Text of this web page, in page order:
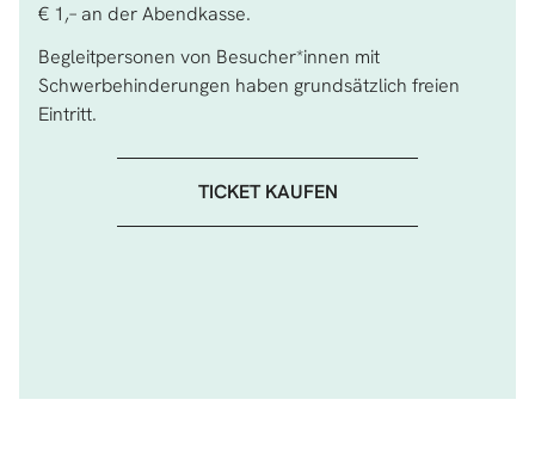
€ 1,– an der Abendkasse.
Begleitpersonen von Besucher*innen mit
Schwerbehinderungen haben grundsätzlich freien
Eintritt.
TICKET KAUFEN